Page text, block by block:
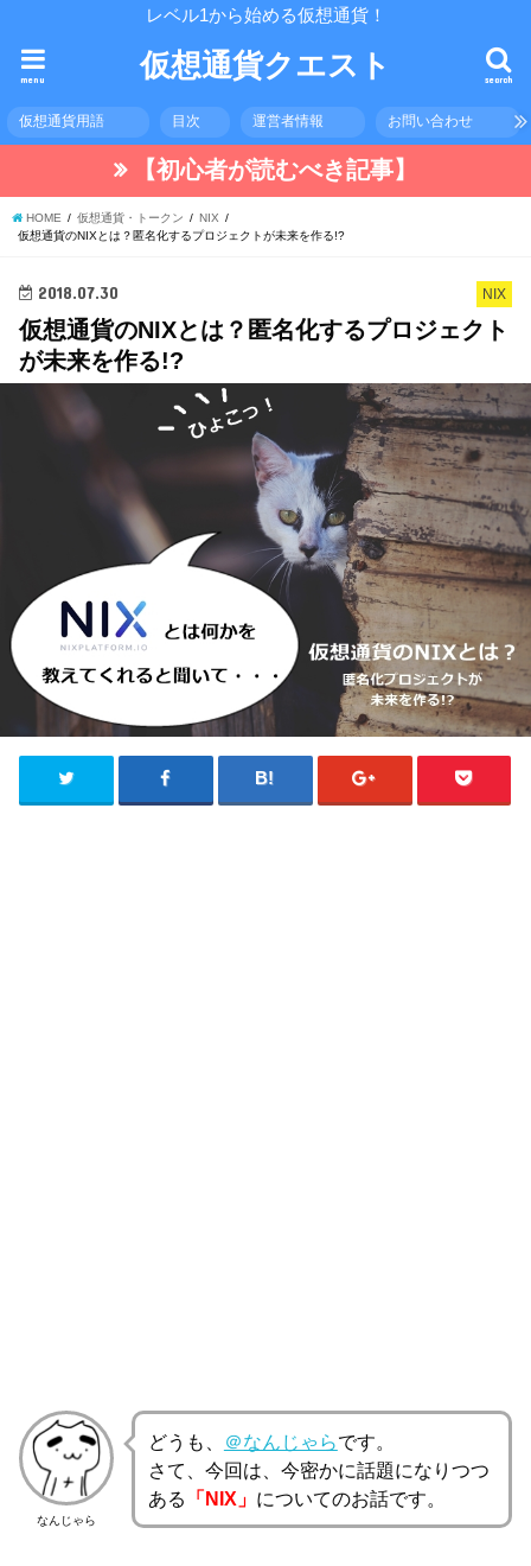
レベル1から始める仮想通貨！
仮想通貨クエスト search
menu
仮想通貨用語 目次 運営者情報 お問い合わせ
【初心者が読むべき記事】
HOME 仮想通貨・トークン
NIX
仮想通貨のNIXとは？匿名化するプロジェクトが未来を作る!?
NIX
2018.07.30
仮想通貨のNIXとは？匿名化するプロジェクト
が未来を作る!?
なんじゃら
どうも、 ＠なんじゃらです。
さて、今回は、今密かに話題になりつつ
ある
「NIX」 についてのお話です。